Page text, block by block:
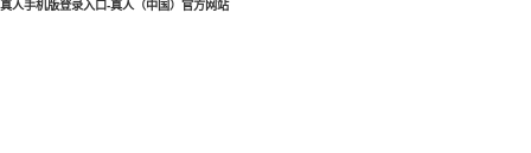
真人手机版登录入口-真人（中国）官方网站